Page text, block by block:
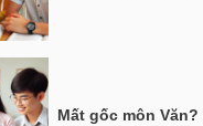
Mất gốc môn